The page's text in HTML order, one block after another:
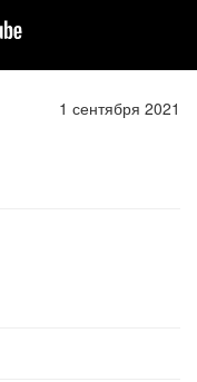
1 сентября 2021